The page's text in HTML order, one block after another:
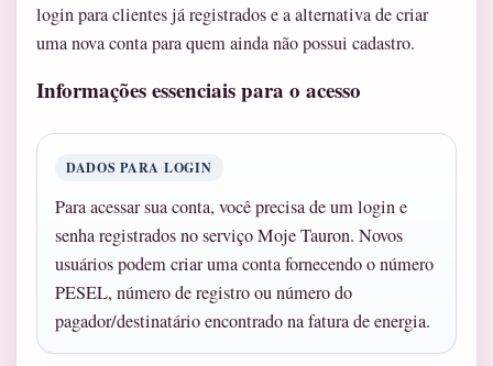
login para clientes já registrados e a alternativa de criar
uma nova conta para quem ainda não possui cadastro.
Informações essenciais para o acesso
DADOS PARA LOGIN
Para acessar sua conta, você precisa de um login e
senha registrados no serviço Moje Tauron. Novos
usuários podem criar uma conta fornecendo o número
PESEL, número de registro ou número do
pagador/destinatário encontrado na fatura de energia.